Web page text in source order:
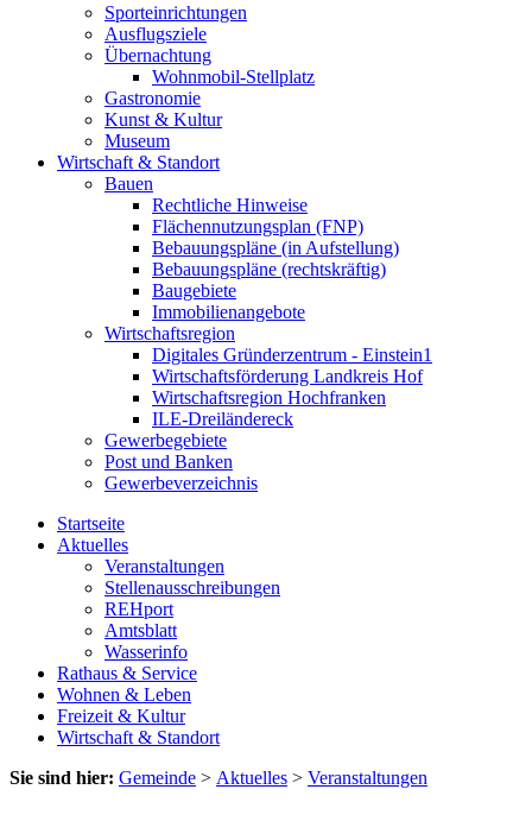
Sporteinrichtungen
Ausflugsziele
Übernachtung
Wohnmobil-Stellplatz
Gastronomie
Kunst & Kultur
Museum
Wirtschaft & Standort
Bauen
Rechtliche Hinweise
Flächennutzungsplan (FNP)
Bebauungspläne (in Aufstellung)
Bebauungspläne (rechtskräftig)
Baugebiete
Immobilienangebote
Wirtschaftsregion
Digitales Gründerzentrum - Einstein1
Wirtschaftsförderung Landkreis Hof
Wirtschaftsregion Hochfranken
ILE-Dreiländereck
Gewerbegebiete
Post und Banken
Gewerbeverzeichnis
Startseite
Aktuelles
Veranstaltungen
Stellenausschreibungen
REHport
Amtsblatt
Wasserinfo
Rathaus & Service
Wohnen & Leben
Freizeit & Kultur
Wirtschaft & Standort
Sie sind hier: Gemeinde > Aktuelles > Veranstaltungen